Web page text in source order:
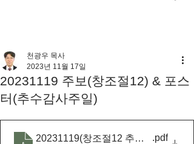
20231119 주보(창조절12) & 포스
터(추수감사주일)
천광우 목사
2023년 11월 17일
20231119(창조절12 추수감사주일)
.pdf